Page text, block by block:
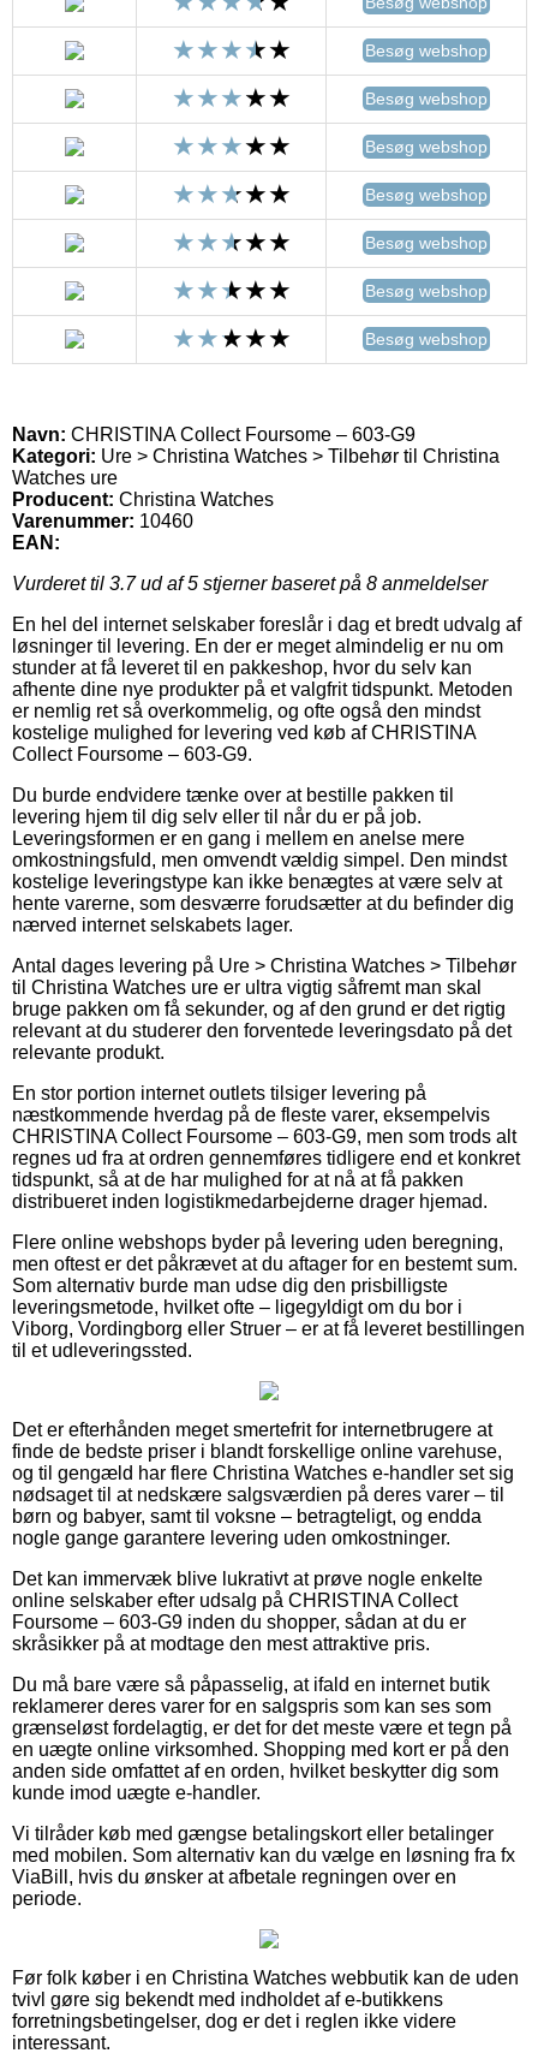
Besøg webshop
Besøg webshop
Besøg webshop
Besøg webshop
Besøg webshop
Besøg webshop
Besøg webshop
Navn: CHRISTINA Collect Foursome – 603-G9
Kategori: Ure > Christina Watches > Tilbehør til Christina
Watches ure
Producent: Christina Watches
Varenummer: 10460
EAN:
Vurderet til 3.7ud af 5 stjerner baseret på 8 anmeldelser
En hel del internet selskaber foreslår i dag et bredt udvalg af
løsninger til levering. En der er meget almindelig er nu om
stunder at få leveret til en pakkeshop, hvor du selv kan
afhente dine nye produkter på et valgfrit tidspunkt. Metoden
er nemlig ret så overkommelig, og ofte også den mindst
kostelige mulighed for levering ved køb af CHRISTINA
Collect Foursome – 603-G9.
Du burde endvidere tænke over at bestille pakken til
levering hjem til dig selv eller til når du er på job.
Leveringsformen er en gang i mellem en anelse mere
omkostningsfuld, men omvendt vældig simpel. Den mindst
kostelige leveringstype kan ikke benægtes at være selv at
hente varerne, som desværre forudsætter at du befinder dig
nærved internet selskabets lager.
Antal dages levering på Ure > Christina Watches > Tilbehør
til Christina Watches ure er ultra vigtig såfremt man skal
bruge pakken om få sekunder, og af den grund er det rigtig
relevant at du studerer den forventede leveringsdato på det
relevante produkt.
En stor portion internet outlets tilsiger levering på
næstkommende hverdag på de fleste varer, eksempelvis
CHRISTINA Collect Foursome – 603-G9, men som trods alt
regnes ud fra at ordren gennemføres tidligere end et konkret
tidspunkt, så at de har mulighed for at nå at få pakken
distribueret inden logistikmedarbejderne drager hjemad.
Flere online webshops byder på levering uden beregning,
men oftest er det påkrævet at du aftager for en bestemt sum.
Som alternativ burde man udse dig den prisbilligste
leveringsmetode, hvilket ofte – ligegyldigt om du bor i
Viborg, Vordingborg eller Struer – er at få leveret bestillingen
til et udleveringssted.
Det er efterhånden meget smertefrit for internetbrugere at
finde de bedste priser i blandt forskellige online varehuse,
og til gengæld har flere Christina Watches e-handler set sig
nødsaget til at nedskære salgsværdien på deres varer – til
børn og babyer, samt til voksne – betragteligt, og endda
nogle gange garantere levering uden omkostninger.
Det kan immervæk blive lukrativt at prøve nogle enkelte
online selskaber efter udsalg på CHRISTINA Collect
Foursome – 603-G9 inden du shopper, sådan at du er
skråsikker på at modtage den mest attraktive pris.
Du må bare være så påpasselig, at ifald en internet butik
reklamerer deres varer for en salgspris som kan ses som
grænseløst fordelagtig, er det for det meste være et tegn på
en uægte online virksomhed. Shopping med kort er på den
anden side omfattet af en orden, hvilket beskytter dig som
kunde imod uægte e-handler.
Vi tilråder køb med gængse betalingskort eller betalinger
med mobilen. Som alternativ kan du vælge en løsning fra fx
ViaBill, hvis du ønsker at afbetale regningen over en
periode.
Før folk køber i en Christina Watches webbutik kan de uden
tvivl gøre sig bekendt med indholdet af e-butikkens
forretningsbetingelser, dog er det i reglen ikke videre
interessant.